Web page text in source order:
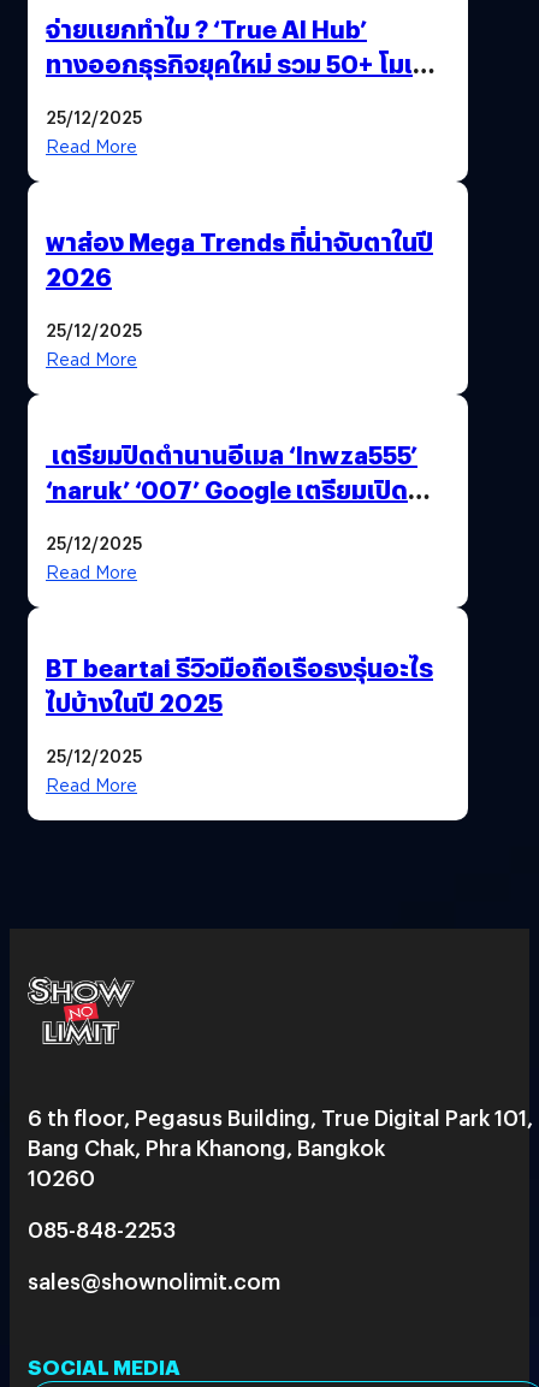
จ่ายแยกทำไม ? ‘True AI Hub’
ทางออกธุรกิจยุคใหม่ รวม 50+ โมเดล
25/12/2025
Read More
พาส่อง Mega Trends ที่น่าจับตาในปี
2026
25/12/2025
Read More
เตรียมปิดตำนานอีเมล ‘lnwza555’
‘naruk’ ‘007’ Google เตรียมเปิด
25/12/2025
Read More
BT beartai รีวิวมือถือเรือธงรุ่นอะไร
ไปบ้างในปี 2025
25/12/2025
Read More
6 th floor, Pegasus Building, True Digital Park 101,
Bang Chak, Phra Khanong, Bangkok
10260
085-848-2253
sales@shownolimit.com
SOCIAL MEDIA